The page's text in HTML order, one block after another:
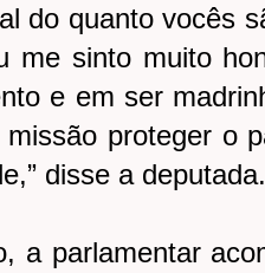
do quanto vocês
me sinto muito
e em ser
proteger o
disse a deputada.
a parlamentar